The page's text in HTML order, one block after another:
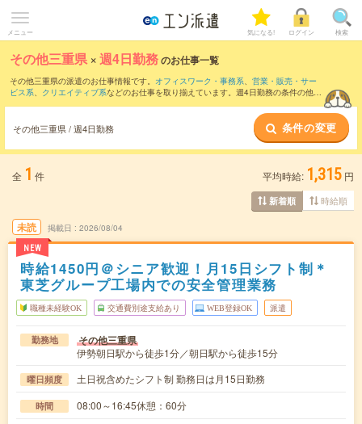
メニュー 気になる! ログイン 検索
その他三重県 ×週4日勤務のお仕事一覧
その他三重県の派遣のお仕事情報です。 オフィスワーク・事務系、 営業・販売・サー
ビス系、 クリエイティブ系などのお仕事を取り揃えています。週4日勤務の条件の他
その他三重県 / 週4日勤務 条件の変更
全 1 件 平均時給: 1,315 円
新着順 時給順
未読
NEW
掲載日 2026/08/04
時給1450円＠シニア歓迎！月15日シフト制＊
東芝グループ工場内での安全管理業務
職種未経験OK 交通費別途支給あり WEB登録OK 派遣
勤務地 その他三重県
伊勢朝日駅から徒歩1分／朝日駅から徒歩15分
曜日頻度 土日祝含めたシフト制 勤務日は月15日勤務
時間 08:00～16:45休憩：60分